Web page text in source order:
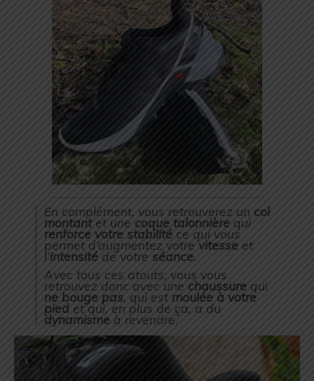
En complément, vous retrouverez un col
montantet unecoque talonnière qui
renforce votre stabilité ce qui vous
permet d’augmentez votrevitesse et
l’intensité de votre séance.
Avec tous ces atouts, vous vous
retrouvez donc avec une chaussure qui
ne bouge pas, qui est moulée à votre
pied et qui, en plus de ça, a du
dynamisme à revendre.